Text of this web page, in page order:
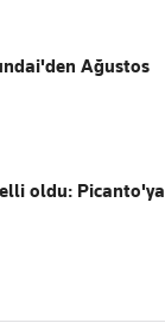
Ağustos
oldu: Picanto'ya